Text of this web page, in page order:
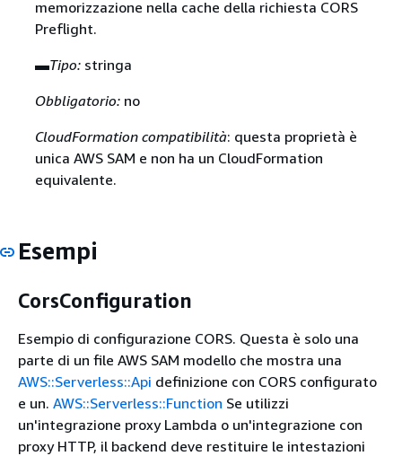
memorizzazione nella cache della richiesta CORS
Preflight.
▬Tipo:stringa
Obbligatorio:no
CloudFormation compatibilità: questa proprietà è
unica AWS SAM e non ha un CloudFormation
equivalente.
Esempi
CorsConfiguration
Esempio di configurazione CORS. Questa è solo una
parte di un file AWS SAM modello che mostra una
AWS::Serverless::Api definizione con CORS configurato
e un. AWS::Serverless::Function Se utilizzi
un'integrazione proxy Lambda o un'integrazione con
proxy HTTP, il backend deve restituire le intestazioni